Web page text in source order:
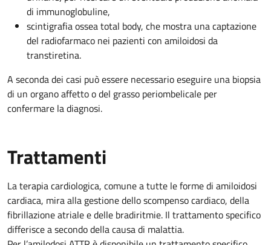
di immunoglobuline,
scintigrafia ossea total body, che mostra una captazione
del radiofarmaco nei pazienti con amiloidosi da
transtiretina.
A seconda dei casi può essere necessario eseguire una biopsia
di un organo affetto o del grasso periombelicale per
confermare la diagnosi.
Trattamenti
La terapia cardiologica, comune a tutte le forme di amiloidosi
cardiaca, mira alla gestione dello scompenso cardiaco, della
fibrillazione atriale e delle bradiritmie. Il trattamento specifico
differisce a secondo della causa di malattia.